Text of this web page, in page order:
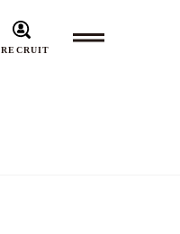
RECRUIT